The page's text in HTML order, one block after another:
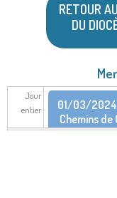
RETOUR
DU
Jour
entier
01/03/
Chemins